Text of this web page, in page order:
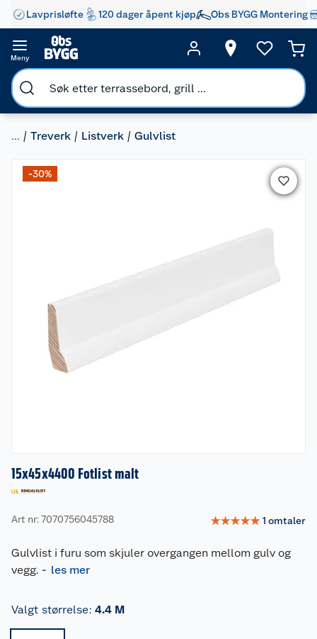
Lavprisløfte 120 dager åpent kjøp Obs BYGG Montering
Meny
... Treverk Listverk Gulvlist
-30%
15x45x4400 Fotlist malt
Art nr: 7070756045788 ☆☆☆☆☆ 1 omtaler
Gulvlist i furu som skjuler overgangen mellom gulv og
vegg. - les mer
Valgt størrelse: 4.4 M